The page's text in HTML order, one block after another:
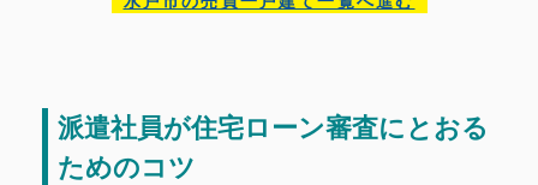
派遣社員が住宅ローン審査にとおる
ためのコツ